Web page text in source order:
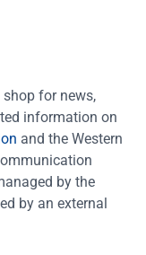
for news,
information on
and the Western
by the
by an external